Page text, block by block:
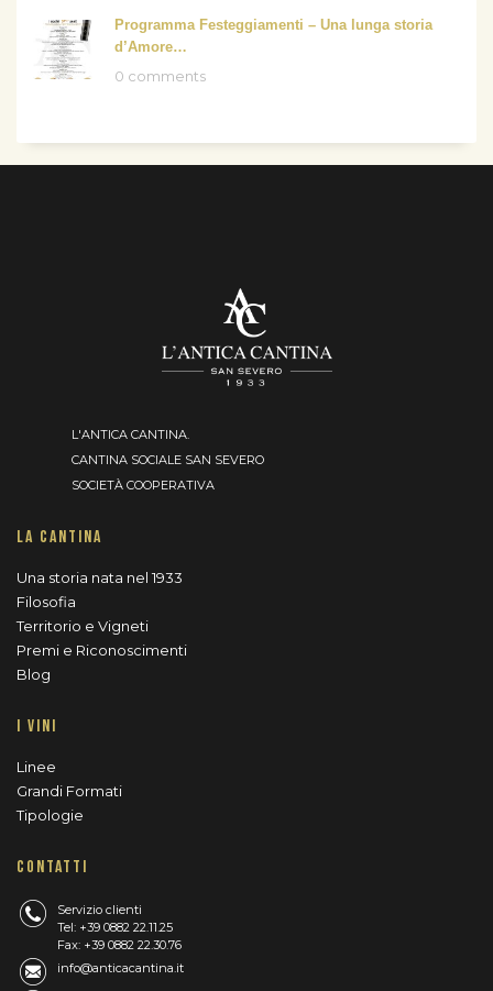
Programma Festeggiamenti – Una lunga storia
d’Amore…
0 comments
L'ANTICA CANTINA.
CANTINA SOCIALE SAN SEVERO
SOCIETÀ COOPERATIVA
LA CANTINA
Una storia nata nel 1933
Filosofia
Territorio e Vigneti
Premi e Riconoscimenti
Blog
I VINI
Linee
Grandi Formati
Tipologie
CONTATTI
Servizio clienti
Tel: +39 0882 22.11.25
Fax: +39 0882 22.30.76
info@anticacantina.it